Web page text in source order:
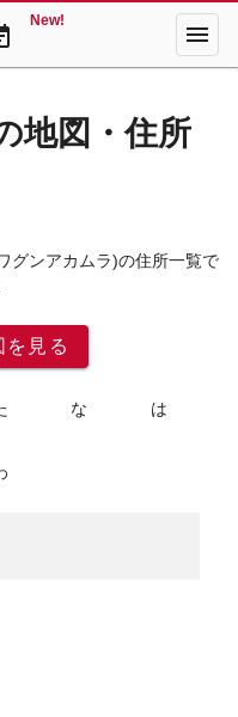
New! menu
地図・住所
グンアカムラ)の住所一覧で
を見る
な は